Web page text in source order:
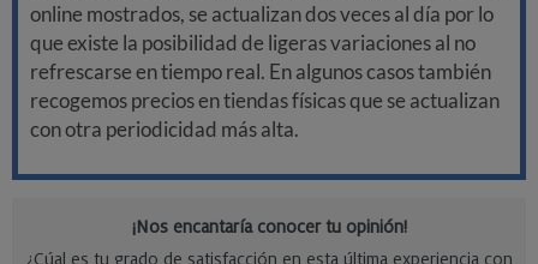
online mostrados, se actualizan dos veces al día por lo
que existe la posibilidad de ligeras variaciones al no
refrescarse en tiempo real. En algunos casos también
recogemos precios en tiendas físicas que se actualizan
con otra periodicidad más alta.